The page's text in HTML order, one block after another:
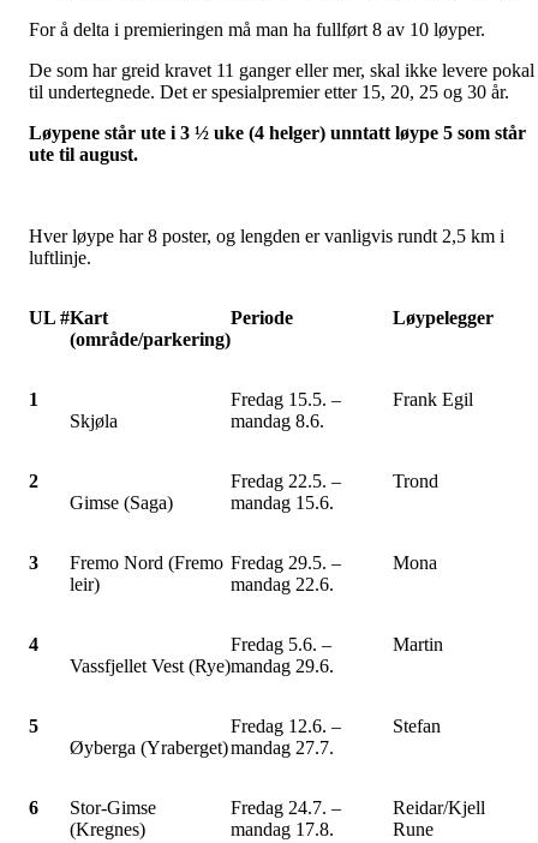
For å delta i premieringen må man ha fullført 8 av 10 løyper.
De som har greid kravet 11 ganger eller mer, skal ikke levere pokal
til undertegnede. Det er spesialpremier etter 15, 20, 25 og 30 år.
Løypene står ute i 3 ½ uke (4 helger) unntatt løype 5 som står
ute til august.
Hver løype har 8 poster, og lengden er vanligvis rundt 2,5 km i
luftlinje.
UL #Kart
(område/parkering)
Periode Løypelegger
1
Skjøla
Fredag 15.5. –
mandag 8.6.
Frank Egil
2
Gimse (Saga)
Fredag 22.5. –
mandag 15.6.
Trond
3
Fremo Nord (Fremo
leir)
Fredag 29.5. –
mandag 22.6.
Mona
4
Vassfjellet Vest (Rye)
Fredag 5.6. –
mandag 29.6.
Martin
5
Øyberga (Yraberget)
Fredag 12.6. –
mandag 27.7.
Stefan
6
Stor-Gimse
(Kregnes)
Fredag 24.7. –
mandag 17.8.
Reidar/Kjell
Rune